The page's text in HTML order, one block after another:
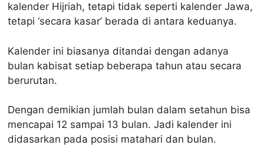
kalender Hijriah, tetapi tidak seperti kalender Jawa,
tetapi ‘secara kasar’ berada di antara keduanya.
Kalender ini biasanya ditandai dengan adanya
bulan kabisat setiap beberapa tahun atau secara
berurutan.
Dengan demikian jumlah bulan dalam setahun bisa
mencapai 12 sampai 13 bulan. Jadi kalender ini
didasarkan pada posisi matahari dan bulan.